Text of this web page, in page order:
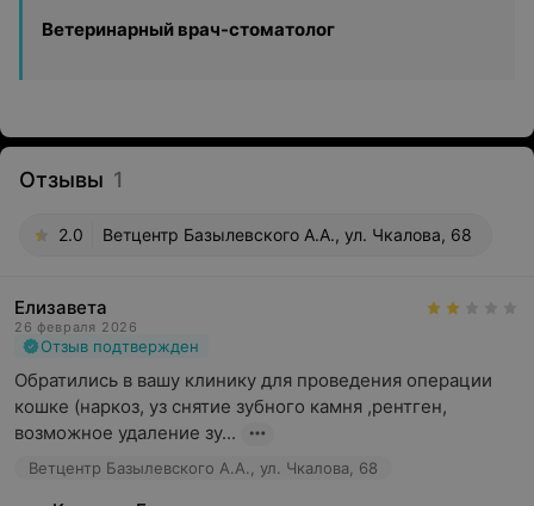
Ветеринарный врач-стоматолог
Отзывы 1
2.0 Ветцентр Базылевского А.А., ул. Чкалова, 68
Елизавета
26 февраля 2026
Отзыв подтвержден
Обратились в вашу клинику для проведения операции
кошке (наркоз, уз снятие зубного камня ,рентген,
возможное удаление зу...
Ветцентр Базылевского А.А., ул. Чкалова, 68